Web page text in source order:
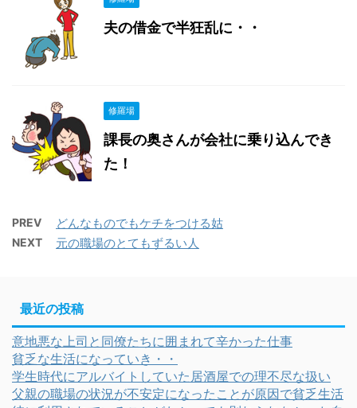
夫の借金で半狂乱に・・
修羅場
課長の奥さんが会社に乗り込んでき
た！
PREV どんなものでもケチをつける姑
NEXT 元の職場のとてもずるい人
最近の投稿
意地悪な上司と同僚たちに囲まれて辛かった仕事
貧乏な生活になっていき・・
学生時代にアルバイトしていた居酒屋での理不尽な扱い
父親の職場の状況が不安定になったことが原因で貧乏生活